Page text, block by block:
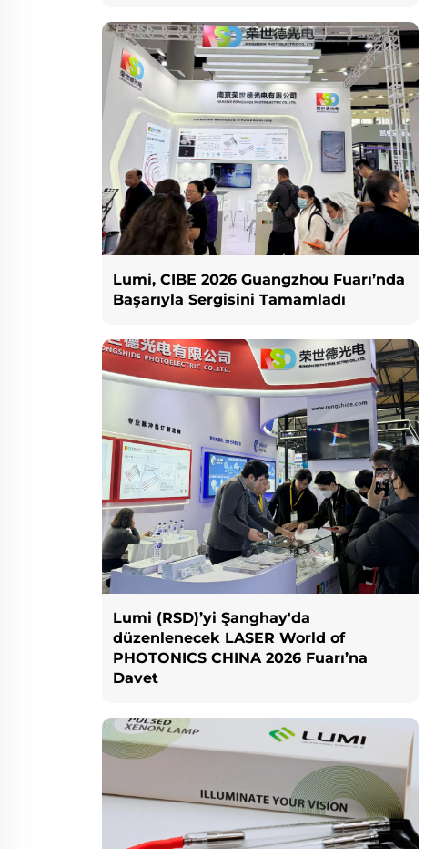
Lumi, CIBE 2026 Guangzhou Fuarı’nda
Başarıyla Sergisini Tamamladı
Lumi (RSD)’yi Şanghay'da
düzenlenecek LASER World of
PHOTONICS CHINA 2026 Fuarı’na
Davet